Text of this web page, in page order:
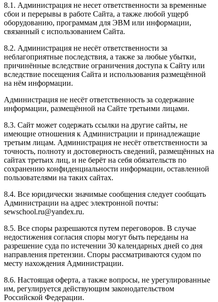
8.1. Администрация не несет ответственности за временные
сбои и перерывы в работе Сайта, а также любой ущерб
оборудованию, программам для ЭВМ или информации,
связанный с использованием Сайта.
8.2. Администрация не несёт ответственности за
неблагоприятные последствия, а также за любые убытки,
причинённые вследствие ограничения доступа к Сайту или
вследствие посещения Сайта и использования размещённой
на нём информации.
Администрация не несёт ответственность за содержание
информации, размещённой на Сайте третьими лицами.
8.3. Сайт может содержать ссылки на другие сайты, не
имеющие отношения к Администрации и принадлежащие
третьим лицам. Администрация не несёт ответственности за
точность, полноту и достоверность сведений, размещённых на
сайтах третьих лиц, и не берёт на себя обязательств по
сохранению конфиденциальности информации, оставленной
пользователями на таких сайтах.
8.4. Все юридически значимые сообщения следует сообщать
Администрации на адрес электронной почты:
sewschool.ru@yandex.ru.
8.5. Все споры разрешаются путем переговоров. В случае
недостижения согласия споры могут быть переданы на
разрешение суда по истечении 30 календарных дней со дня
направления претензии. Споры рассматриваются судом по
месту нахождения Администрации.
8.6. Настоящая оферта, а также вопросы, не урегулированные
им, регулируется действующим законодательством
Российской Федерации.